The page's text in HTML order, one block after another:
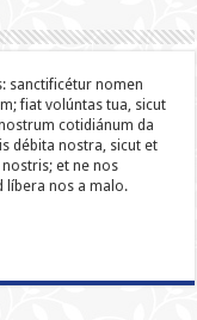
sanc­ti­ficétur nomen
fiat volúntas tua, sicut
cotidiánum da
débita nostra, sicut et
et ne nos
líbera nos a malo.